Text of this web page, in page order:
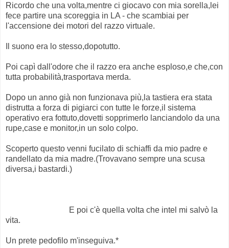
Ricordo che una volta,mentre ci giocavo con mia sorella,lei
fece partire una scoreggia in LA - che scambiai per
l'accensione dei motori del razzo virtuale.
Il suono era lo stesso,dopotutto.
Poi capì dall'odore che il razzo era anche esploso,e che,con
tutta probabilità,trasportava merda.
Dopo un anno già non funzionava più,la tastiera era stata
distrutta a forza di pigiarci con tutte le forze,il sistema
operativo era fottuto,dovetti sopprimerlo lanciandolo da una
rupe,case e monitor,in un solo colpo.
Scoperto questo venni fucilato di schiaffi da mio padre e
randellato da mia madre.(Trovavano sempre una scusa
diversa,i bastardi.)
E poi c'è quella volta che intel mi salvò la
vita.
Un prete pedofilo m'inseguiva.*